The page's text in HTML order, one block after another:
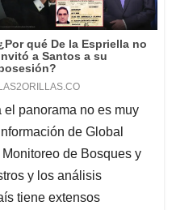
panorama no es muy
de Global
de Bosques y
y los análisis
tiene extensos